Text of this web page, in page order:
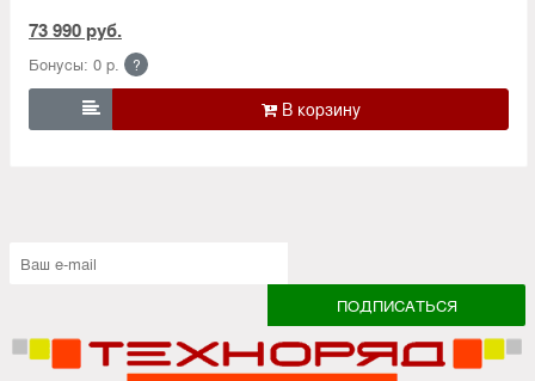
73 990 руб.
Бонусы: 0 р. ?
